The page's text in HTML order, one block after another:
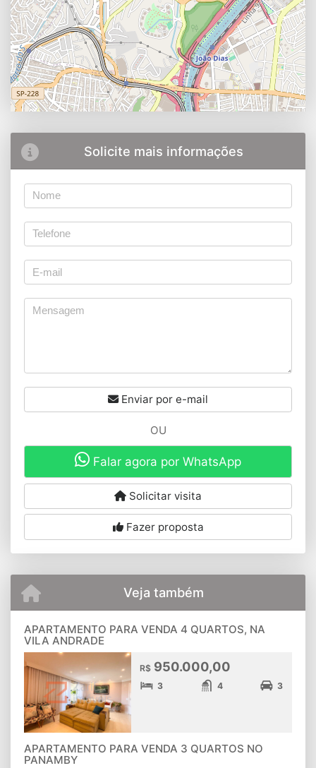
Solicite mais informações
Enviar por e-mail
OU
Falar agora por WhatsApp
Solicitar visita
Fazer proposta
Veja também
APARTAMENTO PARA VENDA 4 QUARTOS, NA
VILA ANDRADE
R$ 950.000,00
3 4 3
APARTAMENTO PARA VENDA 3 QUARTOS NO
PANAMBY